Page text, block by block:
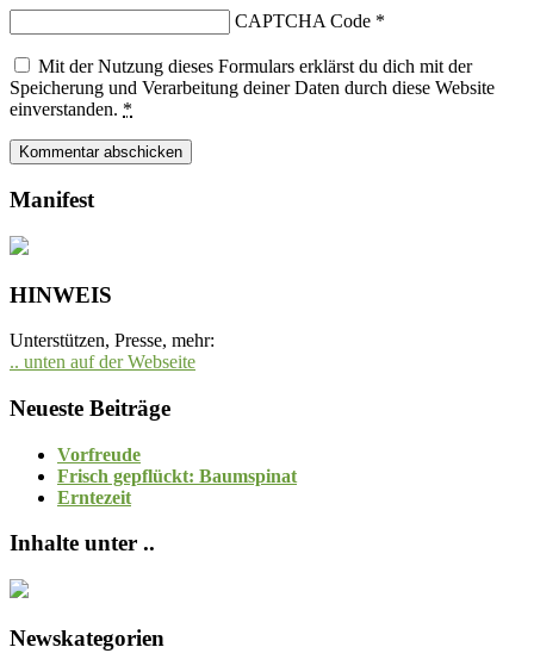
CAPTCHA Code *
Mit der Nutzung dieses Formulars erklärst du dich mit der
Speicherung und Verarbeitung deiner Daten durch diese Website
einverstanden. *
Manifest
HINWEIS
Unterstützen, Presse, mehr:
.. unten auf der Webseite
Neueste Beiträge
Vorfreude
Frisch gepflückt: Baumspinat
Erntezeit
Inhalte unter ..
Newskategorien